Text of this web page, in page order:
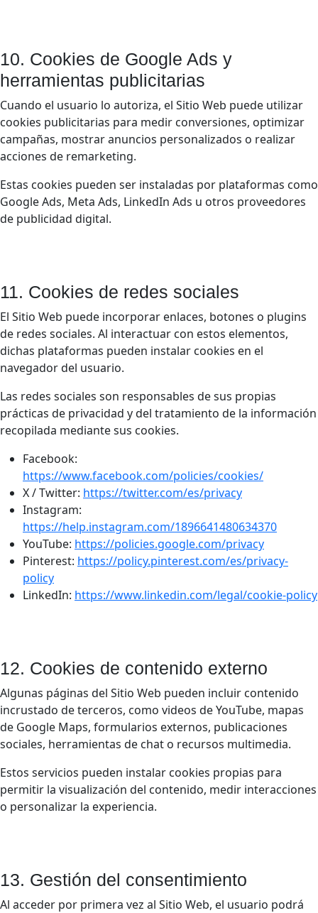
10. Cookies de Google Ads y
herramientas publicitarias
Cuando el usuario lo autoriza, el Sitio Web puede utilizar
cookies publicitarias para medir conversiones, optimizar
campañas, mostrar anuncios personalizados o realizar
acciones de remarketing.
Estas cookies pueden ser instaladas por plataformas como
Google Ads, Meta Ads, LinkedIn Ads u otros proveedores
de publicidad digital.
11. Cookies de redes sociales
El Sitio Web puede incorporar enlaces, botones o plugins
de redes sociales. Al interactuar con estos elementos,
dichas plataformas pueden instalar cookies en el
navegador del usuario.
Las redes sociales son responsables de sus propias
prácticas de privacidad y del tratamiento de la información
recopilada mediante sus cookies.
Facebook:
https://www.facebook.com/policies/cookies/
X / Twitter: https://twitter.com/es/privacy
Instagram:
https://help.instagram.com/1896641480634370
YouTube: https://policies.google.com/privacy
Pinterest: https://policy.pinterest.com/es/privacy-
policy
LinkedIn: https://www.linkedin.com/legal/cookie-policy
12. Cookies de contenido externo
Algunas páginas del Sitio Web pueden incluir contenido
incrustado de terceros, como videos de YouTube, mapas
de Google Maps, formularios externos, publicaciones
sociales, herramientas de chat o recursos multimedia.
Estos servicios pueden instalar cookies propias para
permitir la visualización del contenido, medir interacciones
o personalizar la experiencia.
13. Gestión del consentimiento
Al acceder por primera vez al Sitio Web, el usuario podrá